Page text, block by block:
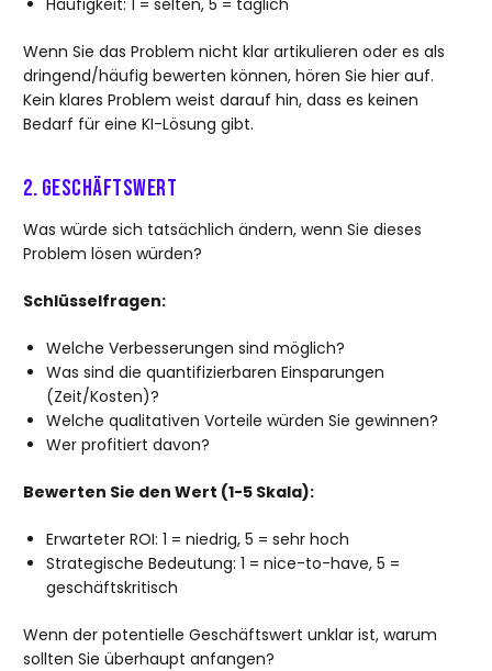
Häufigkeit: 1 = selten, 5 = täglich
Wenn Sie das Problem nicht klar artikulieren oder es als
dringend/häufig bewerten können, hören Sie hier auf.
Kein klares Problem weist darauf hin, dass es keinen
Bedarf für eine KI-Lösung gibt.
2. Geschäftswert
Was würde sich tatsächlich ändern, wenn Sie dieses
Problem lösen würden?
Schlüsselfragen:
Welche Verbesserungen sind möglich?
Was sind die quantifizierbaren Einsparungen
(Zeit/Kosten)?
Welche qualitativen Vorteile würden Sie gewinnen?
Wer profitiert davon?
Bewerten Sie den Wert (1-5 Skala):
Erwarteter ROI: 1 = niedrig, 5 = sehr hoch
Strategische Bedeutung: 1 = nice-to-have, 5 =
geschäftskritisch
Wenn der potentielle Geschäftswert unklar ist, warum
sollten Sie überhaupt anfangen?